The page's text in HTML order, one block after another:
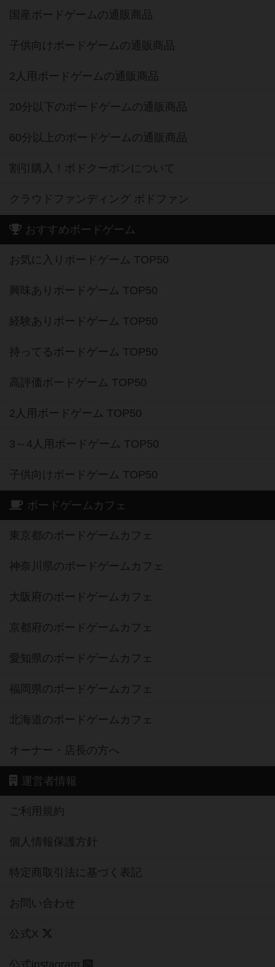
国産ボードゲームの通販商品
子供向けボードゲームの通販商品
2人用ボードゲームの通販商品
20分以下のボードゲームの通販商品
60分以上のボードゲームの通販商品
割引購入！ボドクーポンについて
クラウドファンディング ボドファン
おすすめボードゲーム
お気に入りボードゲーム TOP50
興味ありボードゲーム TOP50
経験ありボードゲーム TOP50
持ってるボードゲーム TOP50
高評価ボードゲーム TOP50
2人用ボードゲーム TOP50
3～4人用ボードゲーム TOP50
子供向けボードゲーム TOP50
ボードゲームカフェ
東京都のボードゲームカフェ
神奈川県のボードゲームカフェ
大阪府のボードゲームカフェ
京都府のボードゲームカフェ
愛知県のボードゲームカフェ
福岡県のボードゲームカフェ
北海道のボードゲームカフェ
オーナー・店長の方へ
運営者情報
ご利用規約
個人情報保護方針
特定商取引法に基づく表記
お問い合わせ
公式X